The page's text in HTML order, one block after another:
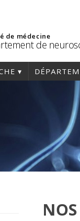
de médecine
de